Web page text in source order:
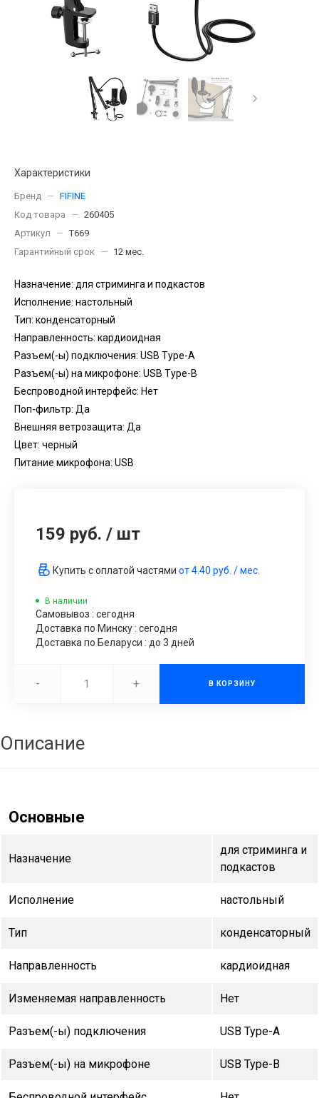
Характеристики
Бренд — FIFINE
Код товара
— 260405
Артикул
— T669
Гарантийный срок
— 12 мес.
Назначение: для стриминга и подкастов
Исполнение: настольный
Тип: конденсаторный
Направленность: кардиоидная
Разъем(-ы) подключения: USB Type-A
Разъем(-ы) на микрофоне: USB Type-B
Беспроводной интерфейс: Нет
Поп-фильтр: Да
Внешняя ветрозащита: Да
Цвет: черный
Питание микрофона: USB
159 руб. / шт
Купить с оплатой частями от4.40 руб. / мес.
В наличии
Самовывоз : сегодня
Доставка по Минску : сегодня
Доставка по Беларуси : до 3 дней
- + В КОРЗИНУ
Описание
Основные
Назначение
для стриминга и
подкастов
Исполнение настольный
Тип конденсаторный
Направленность кардиоидная
Изменяемая направленность Нет
Разъем(-ы) подключения USB Type-A
Разъем(-ы) на микрофоне USB Type-B